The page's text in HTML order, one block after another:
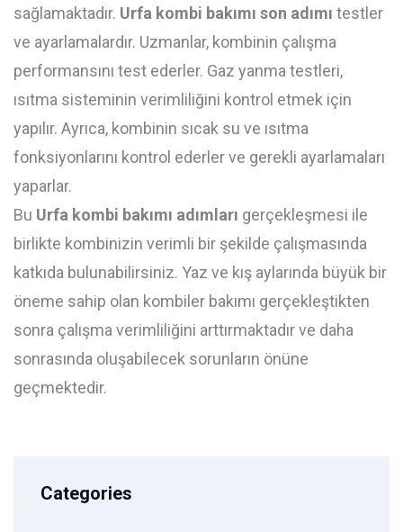
sağlamaktadır. Urfa kombi bakımı son adımı testler
ve ayarlamalardır. Uzmanlar, kombinin çalışma
performansını test ederler. Gaz yanma testleri,
ısıtma sisteminin verimliliğini kontrol etmek için
yapılır. Ayrıca, kombinin sıcak su ve ısıtma
fonksiyonlarını kontrol ederler ve gerekli ayarlamaları
yaparlar.
Bu Urfa kombi bakımı adımları gerçekleşmesi ile
birlikte kombinizin verimli bir şekilde çalışmasında
katkıda bulunabilirsiniz. Yaz ve kış aylarında büyük bir
öneme sahip olan kombiler bakımı gerçekleştikten
sonra çalışma verimliliğini arttırmaktadır ve daha
sonrasında oluşabilecek sorunların önüne
geçmektedir.
Categories